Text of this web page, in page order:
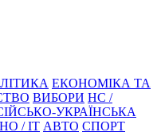
ЕКОНОМІКА ТА
ВИБОРИ НС /
УКРАЇНСЬКА
/ IT АВТО СПОРТ